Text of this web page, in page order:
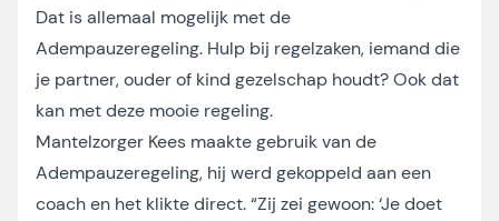
Dat is allemaal mogelijk met de
Adempauzeregeling. Hulp bij regelzaken, iemand die
je partner, ouder of kind gezelschap houdt? Ook dat
kan met deze mooie regeling.
Mantelzorger Kees maakte gebruik van de
Adempauzeregeling, hij werd gekoppeld aan een
coach en het klikte direct. “Zij zei gewoon: ‘Je doet